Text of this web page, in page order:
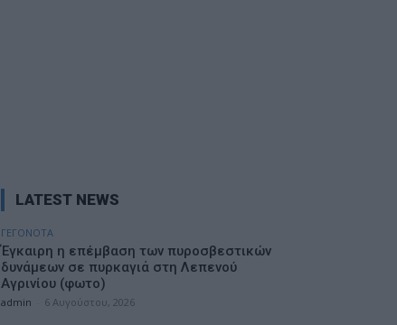
LATEST NEWS
ΓΕΓΟΝΟΤΑ
Έγκαιρη η επέμβαση των πυροσβεστικών
δυνάμεων σε πυρκαγιά στη Λεπενού
Αγρινίου (φωτο)
admin 6 Αυγούστου, 2026